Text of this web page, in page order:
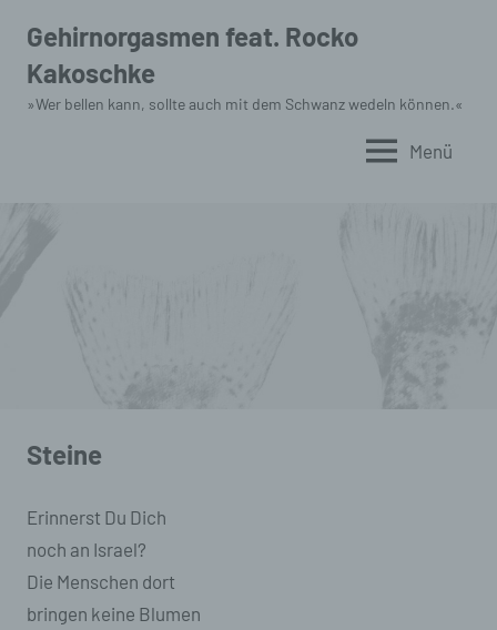
Inhalt
springen
Gehirnorgasmen feat. Rocko
Kakoschke
»Wer bellen kann, sollte auch mit dem Schwanz wedeln können.«
Menü
Steine
Erinnerst Du Dich
noch an Israel?
Die Menschen dort
bringen keine Blumen